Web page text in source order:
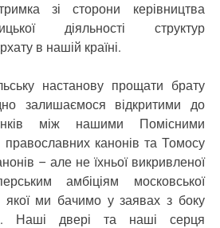
зі сторони керівництва
діяльності структур
в нашій країні.
настанову прощати брату
залишаємося відкритими до
між нашими Помісними
канонів та Томосу
– але не їхньої викривленої
амбіціям московської
якої ми бачимо у заявах з боку
Наші двері та наші серця